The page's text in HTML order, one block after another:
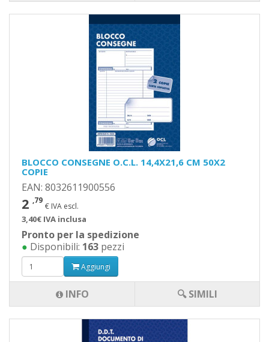
BLOCCO CONSEGNE O.C.L. 14,4X21,6 CM 50X2
COPIE
EAN: 8032611900556
2 ,79
€ IVA escl.
3,40€ IVA inclusa
Pronto per la spedizione
● Disponibili: 163 pezzi
Aggiungi
INFO 🔍 SIMILI